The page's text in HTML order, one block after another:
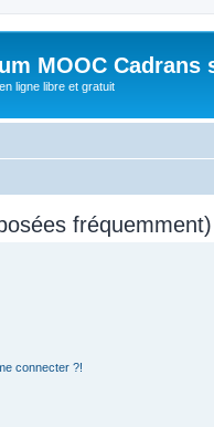
MOOC Cadrans
ligne libre et gratuit
fréquemment)
connecter ?!